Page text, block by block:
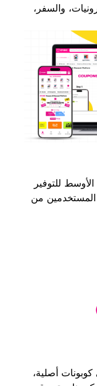
والسفر،
للتوفير
المستخدمين من
أصلية،